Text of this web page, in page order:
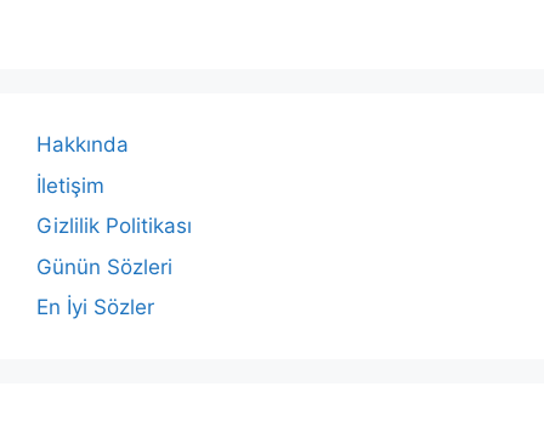
Hakkında
İletişim
Gizlilik Politikası
Günün Sözleri
En İyi Sözler